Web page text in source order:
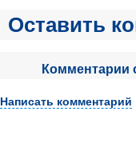
Оставить
Комментарии
Написать комментарий